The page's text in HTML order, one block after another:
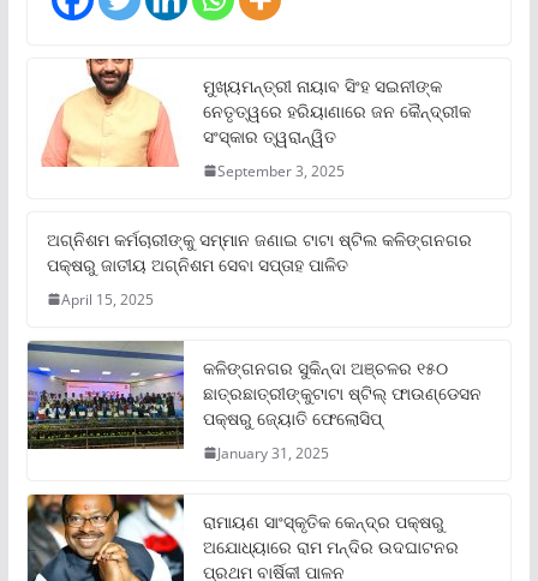
ମୁଖ୍ୟମନ୍ତ୍ରୀ ନାୟାବ ସିଂହ ସଇନୀଙ୍କ
ନେତୃତ୍ୱରେ ହରିୟାଣାରେ ଜନ କୈନ୍ଦ୍ରୀକ
ସଂସ୍କାର ତ୍ୱରାନ୍ୱିତ
September 3, 2025
ଅଗ୍ନିଶମ କର୍ମଚାରୀଙ୍କୁ ସମ୍ମାନ ଜଣାଇ ଟାଟା ଷ୍ଟିଲ କଳିଙ୍ଗନଗର
ପକ୍ଷରୁ ଜାତୀୟ ଅଗ୍ନିଶମ ସେବା ସପ୍ତାହ ପାଳିତ
April 15, 2025
କଳିଙ୍ଗନଗର ସୁକିନ୍ଦା ଅଞ୍ଚଳର ୧୫୦
ଛାତ୍ରଛାତ୍ରୀଙ୍କୁଟାଟା ଷ୍ଟିଲ୍ ଫାଉଣ୍ଡେସନ
ପକ୍ଷରୁ ଜ୍ୟୋତି ଫେଲୋସିପ୍‌
January 31, 2025
ରାମାୟଣ ସାଂସ୍କୃତିକ କେନ୍ଦ୍ର ପକ୍ଷରୁ
ଅଯୋଧ୍ୟାରେ ରାମ ମନ୍ଦିର ଉଦଘାଟନର
ପ୍ରଥମ ବାର୍ଷିକୀ ପାଳନ